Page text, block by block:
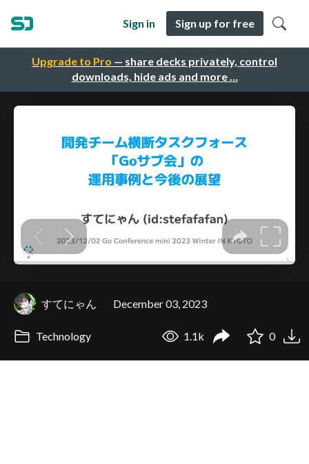
Upgrade to Pro — share decks privately, control
downloads, hide ads and more …
Sign in Sign up for free
すてにゃん December 03, 2023
Technology 1.1k 0